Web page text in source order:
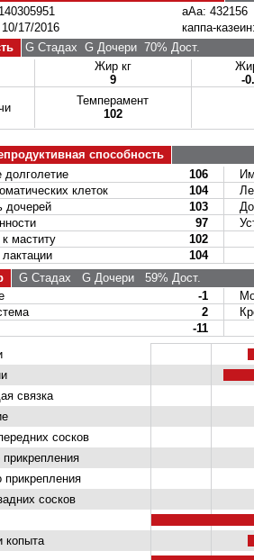
aAa: 432156
17/2016
каппа-
G Стадах G Дочери70% Дост.
Жир кг
9
-
Темперамент
102
способность
106
клеток
104
103
97
маститу
102
104
G Стадах G Дочери59% Дост.
-1
2
-11
связка
сосков
прикрепления
сосков
копыта